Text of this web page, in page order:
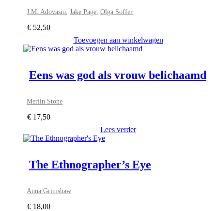
J.M. Adovasio ,Jake Page ,Olga Soffer
€ 52,50
Toevoegen aan winkelwagen
Eens was god als vrouw belichaamd
Merlin Stone
€ 17,50
Lees verder
The Ethnographer’s Eye
Anna Grimshaw
€ 18,00